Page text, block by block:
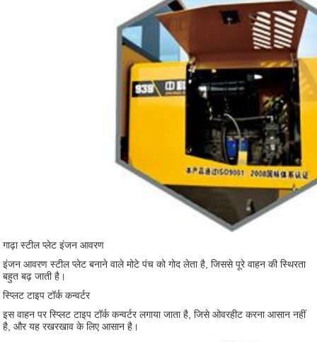
गाढ़ा स्टील प्लेट इंजन आवरण
इंजन आवरण स्टील प्लेट बनाने वाले मोटे पंच को गोद लेता है, जिससे पूरे वाहन की स्थिरता
बहुत बढ़ जाती है।
स्प्लिट टाइप टॉर्क कन्वर्टर
इस वाहन पर स्प्लिट टाइप टॉर्क कन्वर्टर लगाया जाता है, जिसे ओवरहीट करना आसान नहीं
है, और यह रखरखाव के लिए आसान है।